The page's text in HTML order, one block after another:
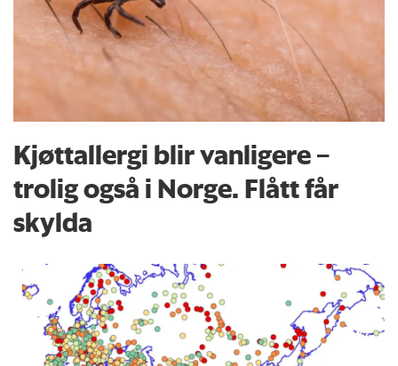
Kjøttallergi blir vanligere –
trolig også i Norge. Flått får
skylda